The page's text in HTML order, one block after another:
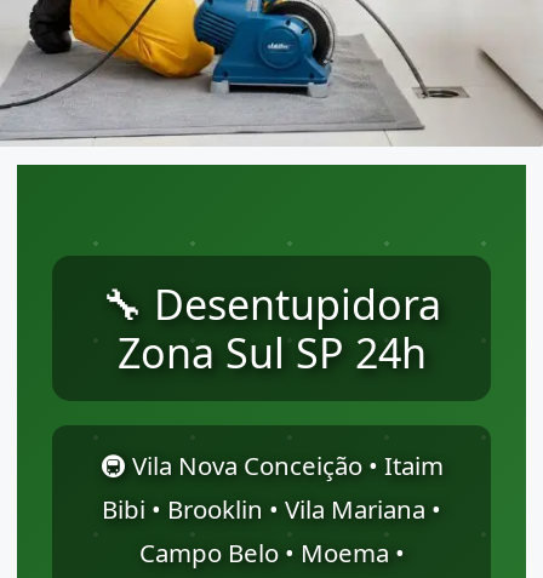
🔧 Desentupidora
Zona Sul SP 24h
🚇 Vila Nova Conceição • Itaim
Bibi • Brooklin • Vila Mariana •
Campo Belo • Moema •